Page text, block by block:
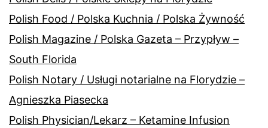
Polish Food / Polska Kuchnia / Polska Żywność
Polish Magazine / Polska Gazeta – Przypływ –
South Florida
Polish Notary / Usługi notarialne na Florydzie –
Agnieszka Piasecka
Polish Physician/Lekarz – Ketamine Infusion